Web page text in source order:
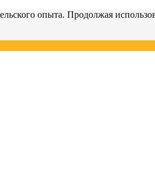
опыта. Продолжая